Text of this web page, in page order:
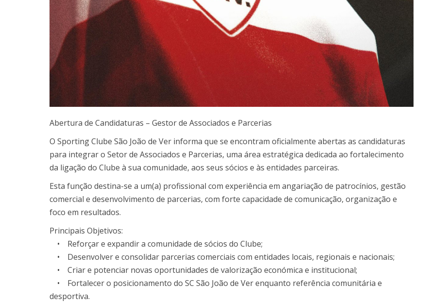
Abertura de Candidaturas – Gestor de Associados e Parcerias
O Sporting Clube São João de Ver informa que se encontram oficialmente abertas as candidaturas
para integrar o Setor de Associados e Parcerias, uma área estratégica dedicada ao fortalecimento
da ligação do Clube à sua comunidade, aos seus sócios e às entidades parceiras.
Esta função destina-se a um(a) profissional com experiência em angariação de patrocínios, gestão
comercial e desenvolvimento de parcerias, com forte capacidade de comunicação, organização e
foco em resultados.
Principais Objetivos:
• Reforçar e expandir a comunidade de sócios do Clube;
• Desenvolver e consolidar parcerias comerciais com entidades locais, regionais e nacionais;
• Criar e potenciar novas oportunidades de valorização económica e institucional;
• Fortalecer o posicionamento do SC São João de Ver enquanto referência comunitária e
desportiva.